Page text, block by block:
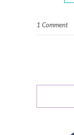
1 Comment